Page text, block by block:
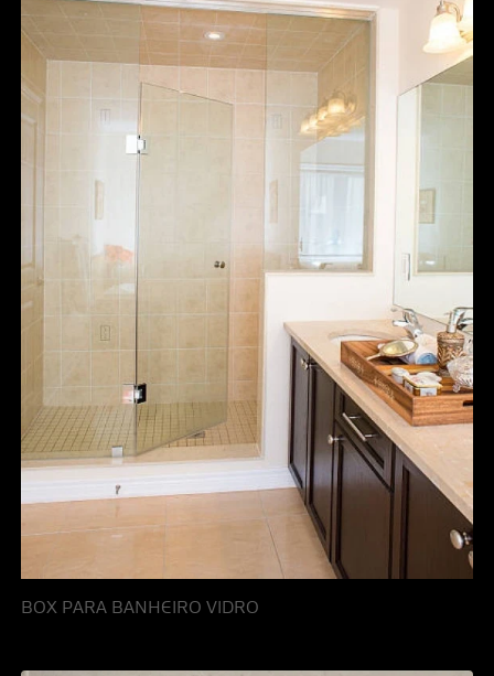
BOX PARA BANHEIRO VIDRO